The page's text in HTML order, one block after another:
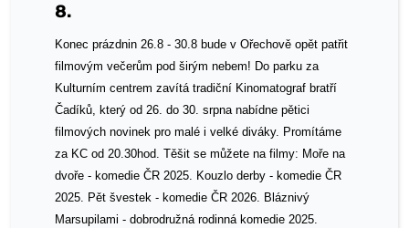
8.
Konec prázdnin 26.8 - 30.8 bude v Ořechově opět patřit
filmovým večerům pod širým nebem! Do parku za
Kulturním centrem zavítá tradiční Kinomatograf bratří
Čadíků, který od 26. do 30. srpna nabídne pětici
filmových novinek pro malé i velké diváky. Promítáme
za KC od 20.30hod. Těšit se můžete na filmy: Moře na
dvoře - komedie ČR 2025. Kouzlo derby - komedie ČR
2025. Pět švestek - komedie ČR 2026. Bláznivý
Marsupilami - dobrodružná rodinná komedie 2025.